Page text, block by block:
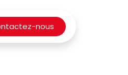
nous